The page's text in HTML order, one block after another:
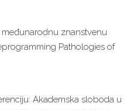
znanstvenu
Pathologies of
Akademska sloboda u